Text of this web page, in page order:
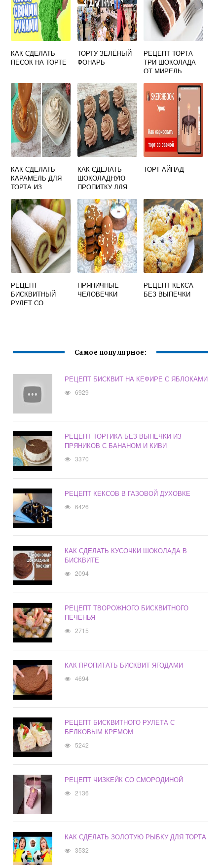
КАК СДЕЛАТЬ
ПЕСОК НА ТОРТЕ
ТОРТУ ЗЕЛЁНЫЙ
ФОНАРЬ
РЕЦЕПТ ТОРТА
ТРИ ШОКОЛАДА
ОТ МИРЕЛЬ
КАК СДЕЛАТЬ
КАРАМЕЛЬ ДЛЯ
ТОРТА ИЗ
КАК СДЕЛАТЬ
ШОКОЛАДНУЮ
ПРОПИТКУ ДЛЯ
ТОРТ АЙПАД
РЕЦЕПТ
БИСКВИТНЫЙ
РУЛЕТ СО
ПРЯНИЧНЫЕ
ЧЕЛОВЕЧКИ
РЕЦЕПТ КЕКСА
БЕЗ ВЫПЕЧКИ
Самое популярное:
РЕЦЕПТ БИСКВИТ НА КЕФИРЕ С ЯБЛОКАМИ
6929
РЕЦЕПТ ТОРТИКА БЕЗ ВЫПЕЧКИ ИЗ
ПРЯНИКОВ С БАНАНОМ И КИВИ
3370
РЕЦЕПТ КЕКСОВ В ГАЗОВОЙ ДУХОВКЕ
6426
КАК СДЕЛАТЬ КУСОЧКИ ШОКОЛАДА В
БИСКВИТЕ
2094
РЕЦЕПТ ТВОРОЖНОГО БИСКВИТНОГО
ПЕЧЕНЬЯ
2715
КАК ПРОПИТАТЬ БИСКВИТ ЯГОДАМИ
4694
РЕЦЕПТ БИСКВИТНОГО РУЛЕТА С
БЕЛКОВЫМ КРЕМОМ
5242
РЕЦЕПТ ЧИЗКЕЙК СО СМОРОДИНОЙ
2136
КАК СДЕЛАТЬ ЗОЛОТУЮ РЫБКУ ДЛЯ ТОРТА
3532